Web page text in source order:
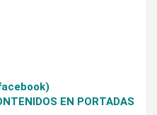
)
EN PORTADAS